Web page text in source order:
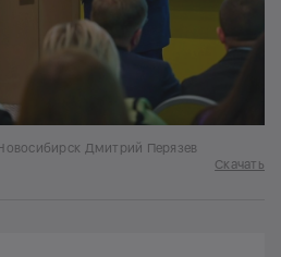
Дмитрий Перязев
Скачать